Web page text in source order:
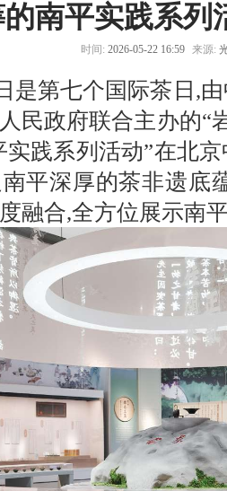
南平实践系列
时间: 2026-05-22 16:59 来源:
是第七个国际茶日,
民政府联合主办的
实践系列活动”在北
平深厚的茶非遗底
融合,全方位展示南